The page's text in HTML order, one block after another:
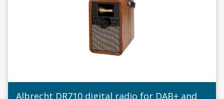
Albrecht DR710 digital radio for DAB+ and